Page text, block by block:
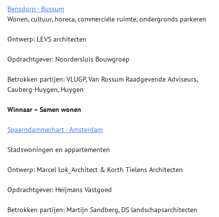
Bensdorp - Bussum
Wonen, cultuur, horeca, commerciële ruimte, ondergronds parkeren
Ontwerp: LEVS architecten
Opdrachtgever: Noordersluis Bouwgroep
Betrokken partijen: VLUGP, Van Rossum Raadgevende Adviseurs,
Cauberg-Huygen, Huygen
Winnaar – Samen wonen
Spaarndammerhart - Amsterdam
Stadswoningen en appartementen
Ontwerp: Marcel Lok_Architect & Korth Tielens Architecten
Opdrachtgever: Heijmans Vastgoed
Betrokken partijen: Martijn Sandberg, DS landschapsarchitecten